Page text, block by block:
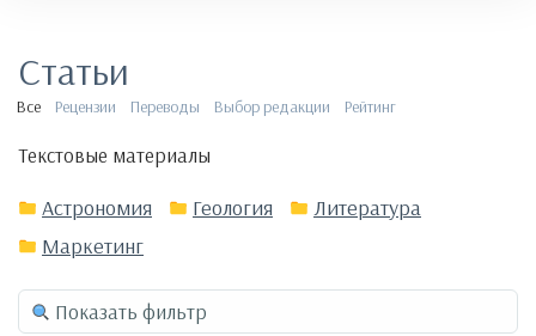
Статьи
Все Рецензии Переводы Выбор редакции Рейтинг
Текстовые материалы
Астрономия Геология
Литература
Маркетинг
Показать фильтр